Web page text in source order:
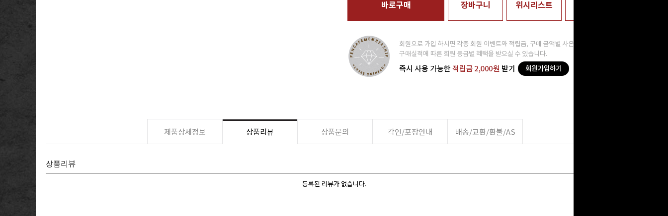
바로구매 장바구니 위시리스트
제품상세정보 상품리뷰 상품문의 각인/포장안내 배송/교환/환불/AS
상품리뷰
등록된 리뷰가 없습니다.